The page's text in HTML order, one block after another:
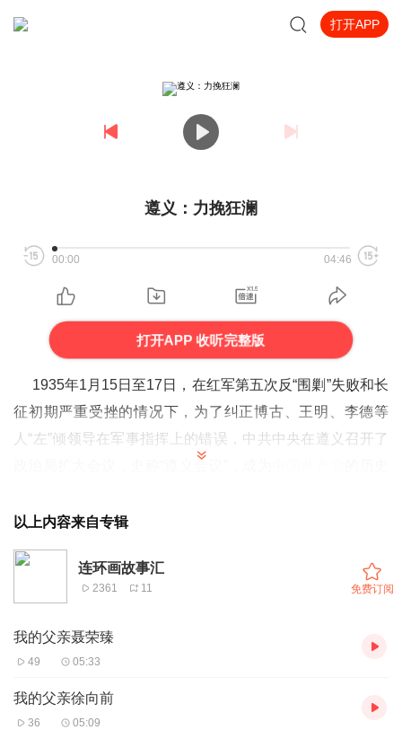
打开APP
遵义：力挽狂澜
00:00 04:46
打开APP 收听完整版
1935年1月15日至17日，在红军第五次反“围剿”失败和长
征初期严重受挫的情况下，为了纠正博古、王明、李德等
人“左”倾领导在军事指挥上的错误，中共中央在遵义召开了
军和党中央的领导地位,开始确立了以毛泽东同志为代表的
党中央的正确路线,使红军和党中央得以在极其危急的情况
下保存下来,为我们党从挫折走向胜利提供了重要保证。这
是我们党走向成熟的重要标志。以毛泽东同志为核心的党的
第一代中央领导集体逐步形成,是我们党在领导中国革命的
实践中、经过胜利和失败的长期比较作出的历史性选
明,遵义会议是中国共产党历史上一笔重要的精神财富,随着
以上内容来自专辑
连环画故事汇
2361 11 免费订阅
我的父亲聂荣臻
49 05:33
我的父亲徐向前
36 05:09